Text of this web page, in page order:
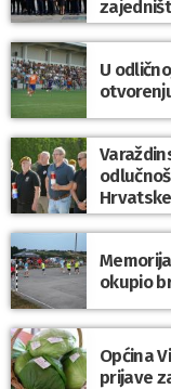
U
okupio
Općina
prijave